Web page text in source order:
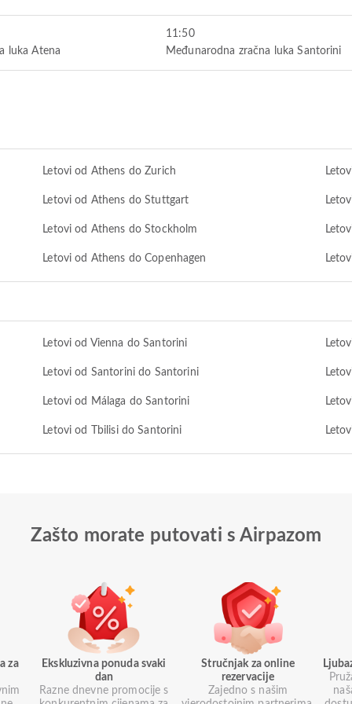
luka Atena
11:50
Međunarodna zračna luka Santorini
Letovi od Athens do Zurich
Letovi od Athens do Stuttgart
Letovi od Athens do Stockholm
Letovi od Athens do Copenhagen
Letovi od Vienna do Santorini
Letovi od Santorini do Santorini
Letovi od Málaga do Santorini
Letovi od Tbilisi do Santorini
Zašto morate putovati s Airpazom
za
Ekskluzivna ponuda svaki
dan
Razne dnevne promocije s
Stručnjak za online
rezervacije
Zajedno s našim